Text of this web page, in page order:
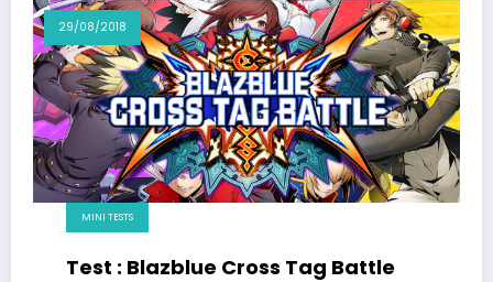
29/08/2018
MINI TESTS
Test : Blazblue Cross Tag Battle